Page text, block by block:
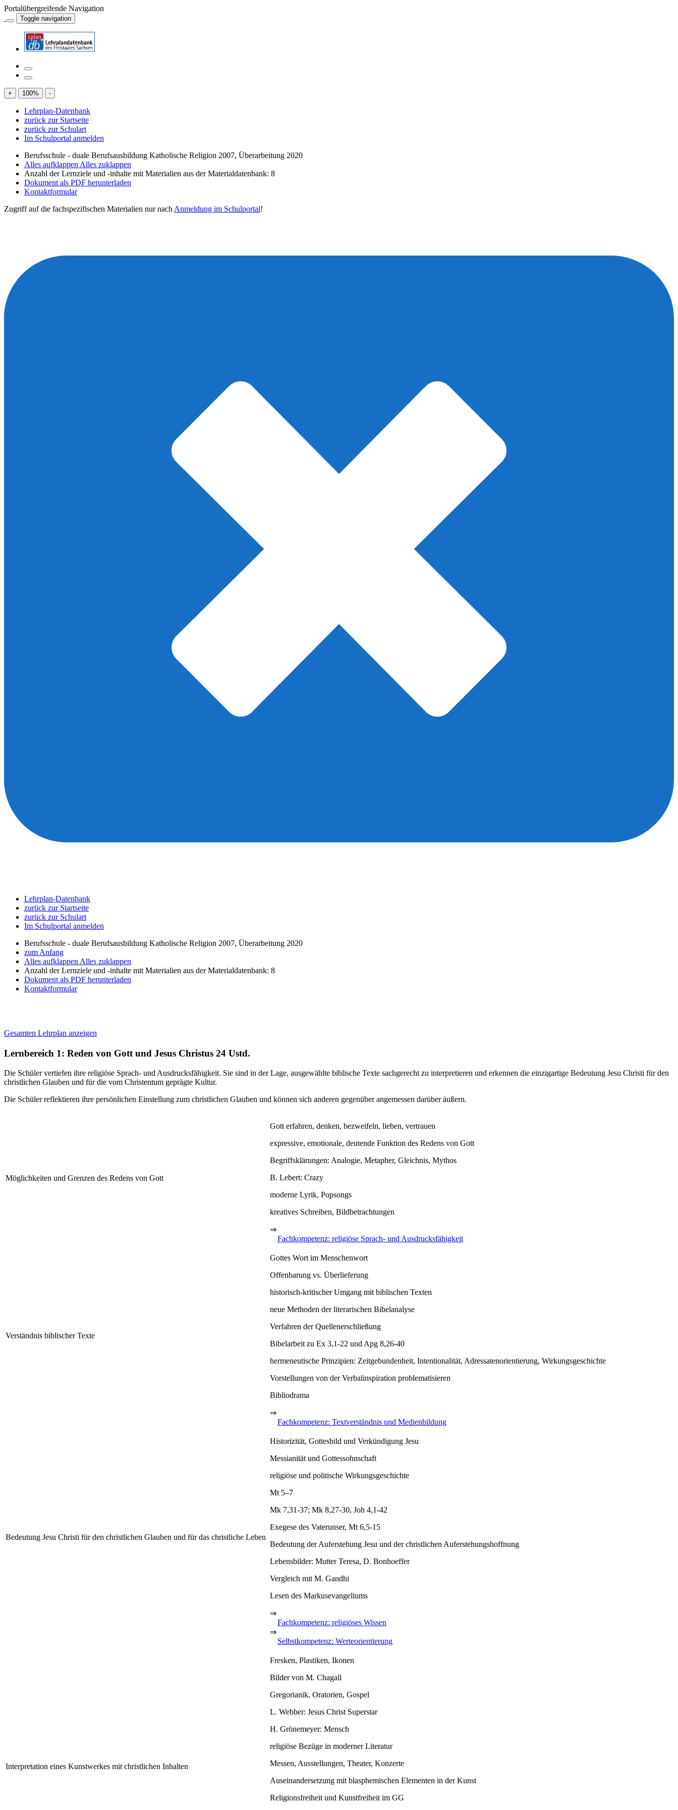
Portalübergreifende Navigation
Toggle navigation
+ 100% -
Lehrplan-Datenbank
zurück zur Startseite
zurück zur Schulart
Im Schulportal anmelden
Berufsschule - duale Berufsausbildung Katholische Religion 2007, Überarbeitung 2020
Alles aufklappen Alles zuklappen
Anzahl der Lernziele und -inhalte mit Materialien aus der Materialdatenbank: 8
Dokument als PDF herunterladen
Kontaktformular
Zugriff auf die fachspezifischen Materialien nur nach Anmeldung im Schulportal!
Lehrplan-Datenbank
zurück zur Startseite
zurück zur Schulart
Im Schulportal anmelden
Berufsschule - duale Berufsausbildung Katholische Religion 2007, Überarbeitung 2020
zum Anfang
Alles aufklappen Alles zuklappen
Anzahl der Lernziele und -inhalte mit Materialien aus der Materialdatenbank: 8
Dokument als PDF herunterladen
Kontaktformular
Gesamten Lehrplan anzeigen
Lernbereich 1: Reden von Gott und Jesus Christus 24 Ustd.
Die Schüler vertiefen ihre religiöse Sprach- und Ausdrucksfähigkeit. Sie sind in der Lage, ausgewählte biblische Texte sachgerecht zu interpretieren und erkennen die einzigartige Bedeutung Jesu Christi für den
christlichen Glauben und für die vom Christentum geprägte Kultur.
Die Schüler reflektieren ihre persönlichen Einstellung zum christlichen Glauben und können sich anderen gegenüber angemessen darüber äußern.
Möglichkeiten und Grenzen des Redens von Gott
Gott erfahren, denken, bezweifeln, lieben, vertrauen
expressive, emotionale, deutende Funktion des Redens von Gott
Begriffsklärungen: Analogie, Metapher, Gleichnis, Mythos
B. Lebert: Crazy
moderne Lyrik, Popsongs
kreatives Schreiben, Bildbetrachtungen
⇒
Fachkompetenz: religiöse Sprach- und Ausdrucksfähigkeit
Verständnis biblischer Texte
Gottes Wort im Menschenwort
Offenbarung vs. Überlieferung
historisch-kritischer Umgang mit biblischen Texten
neue Methoden der literarischen Bibelanalyse
Verfahren der Quellenerschließung
Bibelarbeit zu Ex 3,1-22 und Apg 8,26-40
hermeneutische Prinzipien: Zeitgebundenheit, Intentionalität, Adressatenorientierung, Wirkungsgeschichte
Vorstellungen von der Verbalinspiration problematisieren
Bibliodrama
⇒
Fachkompetenz: Textverständnis und Medienbildung
Bedeutung Jesu Christi für den christlichen Glauben und für das christliche Leben
Historizität, Gottesbild und Verkündigung Jesu
Messianität und Gottessohnschaft
religiöse und politische Wirkungsgeschichte
Mt 5–7
Mk 7,31-37; Mk 8,27-30, Joh 4,1-42
Exegese des Vaterunser, Mt 6,5-15
Bedeutung der Auferstehung Jesu und der christlichen Auferstehungshoffnung
Lebensbilder: Mutter Teresa, D. Bonhoeffer
Vergleich mit M. Gandhi
Lesen des Markusevangeliums
⇒
Fachkompetenz: religiöses Wissen
⇒
Selbstkompetenz: Werteorientierung
Interpretation eines Kunstwerkes mit christlichen Inhalten
Fresken, Plastiken, Ikonen
Bilder von M. Chagall
Gregorianik, Oratorien, Gospel
L. Webber: Jesus Christ Superstar
H. Grönemeyer: Mensch
religiöse Bezüge in moderner Literatur
Messen, Ausstellungen, Theater, Konzerte
Auseinandersetzung mit blasphemischen Elementen in der Kunst
Religionsfreiheit und Kunstfreiheit im GG